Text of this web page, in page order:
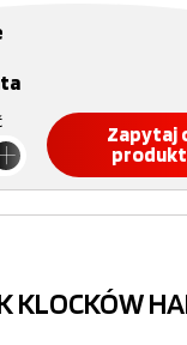
Zapytaj
produkt
KLOCKÓW